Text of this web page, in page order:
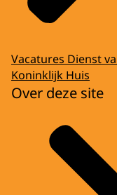
Vacatures Dienst
Koninklijk Huis
Over deze site